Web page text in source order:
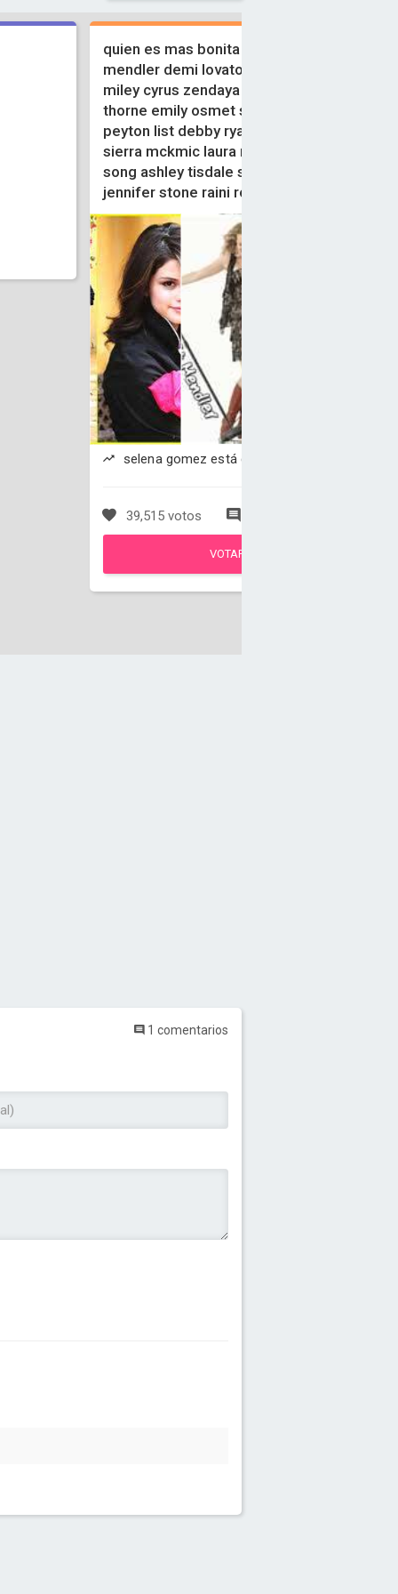
quien es mas bonita bridgit
mendler demi lovato taylor swif
miley cyrus zendaya coleman bella
thorne emily osmet selena gomez
peyton list debby ryan stefanie scott
sierra mckmic laura marano brenda
song ashley tisdale skai jackson
jennifer stone raini rod
selena gomez está ganando
39,515 votos
VOTAR
1 comentarios